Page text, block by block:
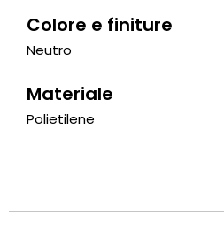
Colore e finiture
Neutro
Materiale
Polietilene